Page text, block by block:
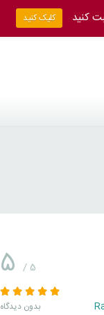
5 / 5
بدون دیدگاه
کنید کلیک کنید